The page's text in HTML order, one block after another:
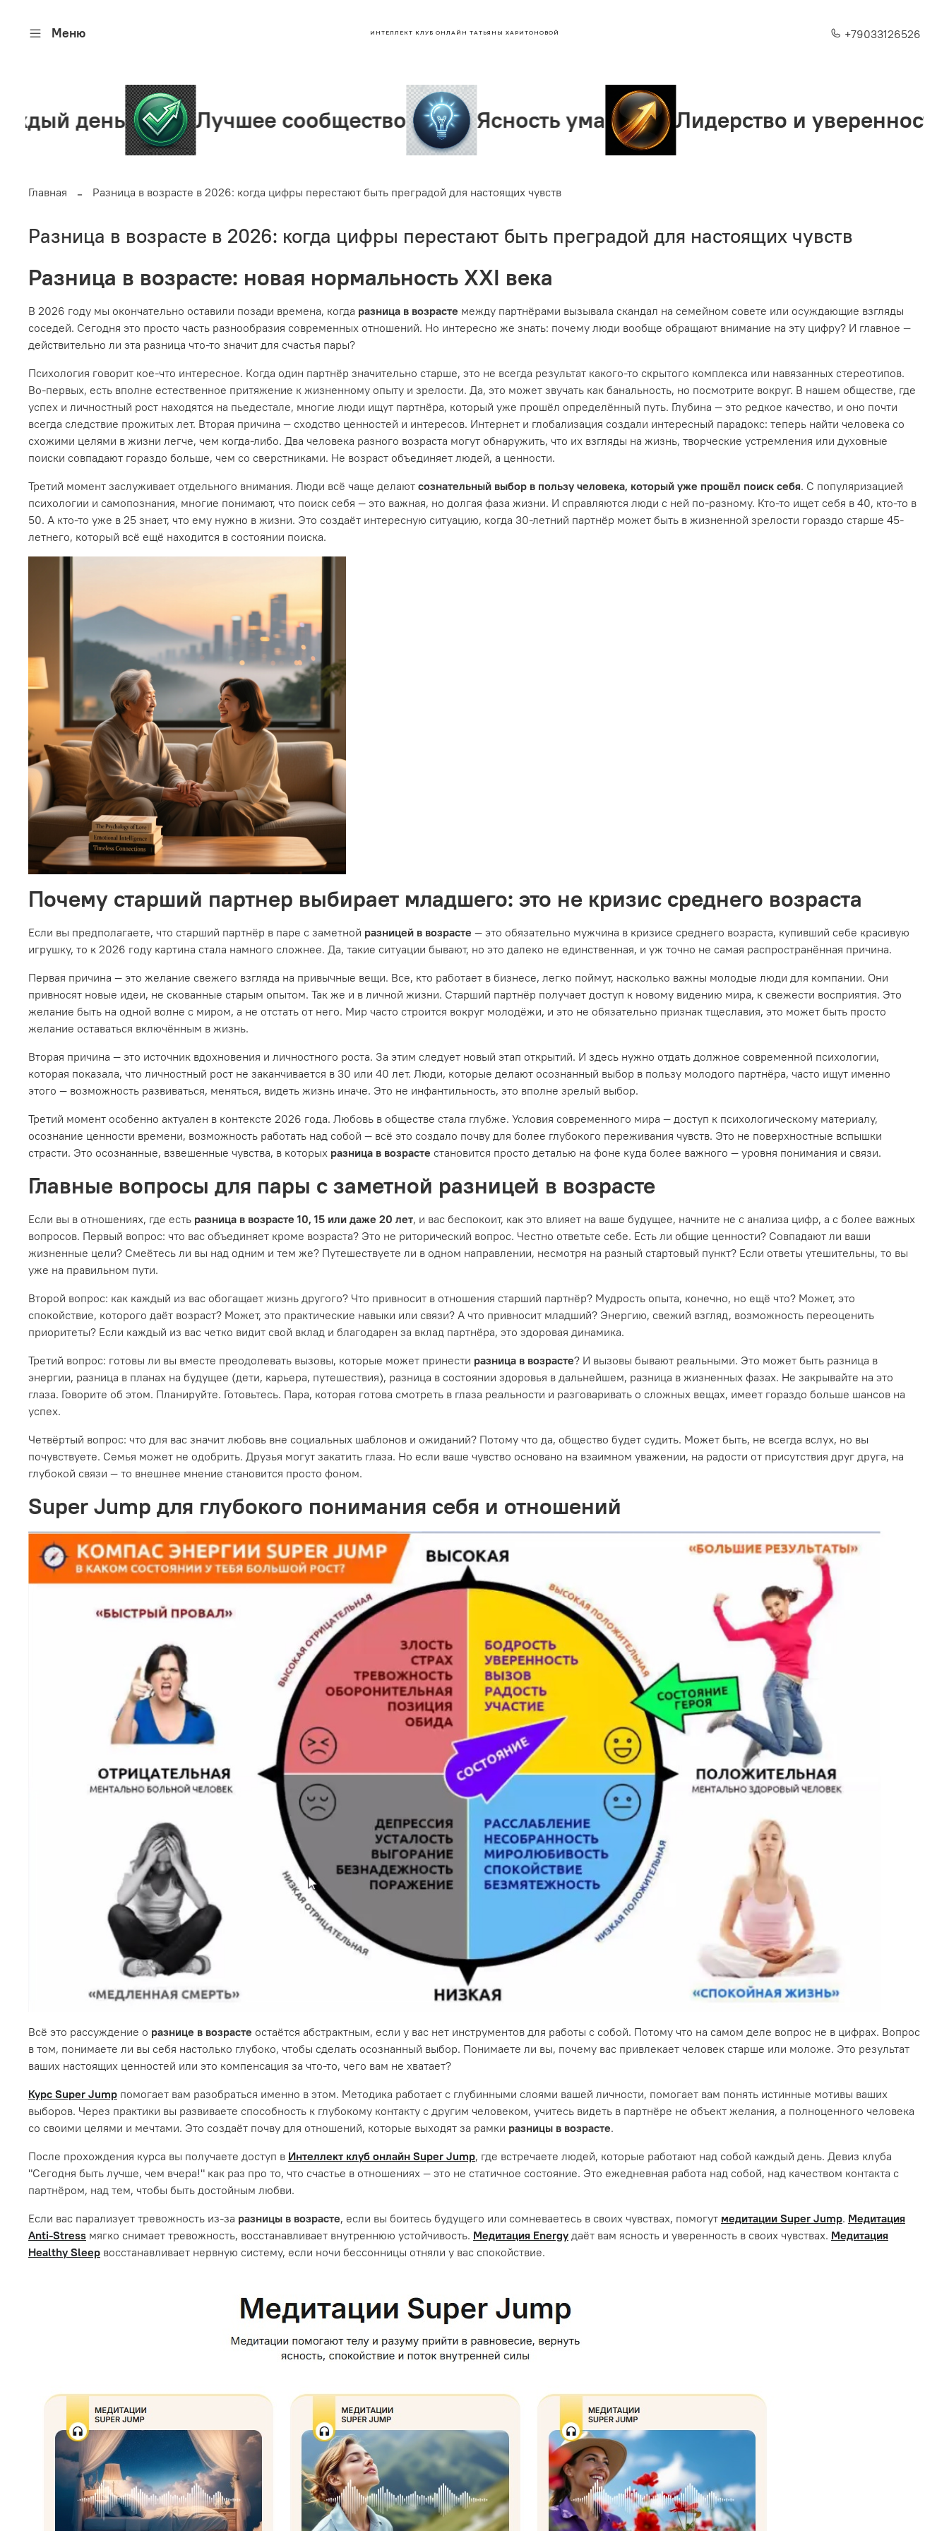
Меню ИНТЕЛЛЕКТ КЛУБ ОНЛАЙН ТАТЬЯНЫ ХАРИТОНОВОЙ +79033126526
Лучшее сообщество Ясность ума Лидерство и уверенность
Главная Разница в возрасте в 2026: когда цифры перестают быть преградой для настоящих чувств
Разница в возрасте в 2026: когда цифры перестают быть преградой для настоящих чувств
Разница в возрасте: новая нормальность XXI века
В 2026 году мы окончательно оставили позади времена, когда разница в возрасте между партнёрами вызывала скандал на семейном совете или осуждающие взгляды
соседей. Сегодня это просто часть разнообразия современных отношений. Но интересно же знать: почему люди вообще обращают внимание на эту цифру? И главное —
действительно ли эта разница что-то значит для счастья пары?
Психология говорит кое-что интересное. Когда один партнёр значительно старше, это не всегда результат какого-то скрытого комплекса или навязанных стереотипов.
Во-первых, есть вполне естественное притяжение к жизненному опыту и зрелости. Да, это может звучать как банальность, но посмотрите вокруг. В нашем обществе, где
успех и личностный рост находятся на пьедестале, многие люди ищут партнёра, который уже прошёл определённый путь. Глубина — это редкое качество, и оно почти
всегда следствие прожитых лет. Вторая причина — сходство ценностей и интересов. Интернет и глобализация создали интересный парадокс: теперь найти человека со
схожими целями в жизни легче, чем когда-либо. Два человека разного возраста могут обнаружить, что их взгляды на жизнь, творческие устремления или духовные
поиски совпадают гораздо больше, чем со сверстниками. Не возраст объединяет людей, а ценности.
Третий момент заслуживает отдельного внимания. Люди всё чаще делают сознательный выбор в пользу человека, который уже прошёл поиск себя. С популяризацией
психологии и самопознания, многие понимают, что поиск себя — это важная, но долгая фаза жизни. И справляются люди с ней по-разному. Кто-то ищет себя в 40, кто-то в
50. А кто-то уже в 25 знает, что ему нужно в жизни. Это создаёт интересную ситуацию, когда 30-летний партнёр может быть в жизненной зрелости гораздо старше 45-
летнего, который всё ещё находится в состоянии поиска.
Почему старший партнер выбирает младшего: это не кризис среднего возраста
Если вы предполагаете, что старший партнёр в паре с заметной разницей в возрасте — это обязательно мужчина в кризисе среднего возраста, купивший себе красивую
игрушку, то к 2026 году картина стала намного сложнее. Да, такие ситуации бывают, но это далеко не единственная, и уж точно не самая распространённая причина.
Первая причина — это желание свежего взгляда на привычные вещи. Все, кто работает в бизнесе, легко поймут, насколько важны молодые люди для компании. Они
привносят новые идеи, не скованные старым опытом. Так же и в личной жизни. Старший партнёр получает доступ к новому видению мира, к свежести восприятия. Это
желание быть на одной волне с миром, а не отстать от него. Мир часто строится вокруг молодёжи, и это не обязательно признак тщеславия, это может быть просто
желание оставаться включённым в жизнь.
Вторая причина — это источник вдохновения и личностного роста. За этим следует новый этап открытий. И здесь нужно отдать должное современной психологии,
которая показала, что личностный рост не заканчивается в 30 или 40 лет. Люди, которые делают осознанный выбор в пользу молодого партнёра, часто ищут именно
этого — возможность развиваться, меняться, видеть жизнь иначе. Это не инфантильность, это вполне зрелый выбор.
Третий момент особенно актуален в контексте 2026 года. Любовь в обществе стала глубже. Условия современного мира — доступ к психологическому материалу,
осознание ценности времени, возможность работать над собой — всё это создало почву для более глубокого переживания чувств. Это не поверхностные вспышки
страсти. Это осознанные, взвешенные чувства, в которых разница в возрасте становится просто деталью на фоне куда более важного — уровня понимания и связи.
Главные вопросы для пары с заметной разницей в возрасте
Если вы в отношениях, где есть разница в возрасте 10, 15 или даже 20 лет, и вас беспокоит, как это влияет на ваше будущее, начните не с анализа цифр, а с более важных
вопросов. Первый вопрос: что вас объединяет кроме возраста? Это не риторический вопрос. Честно ответьте себе. Есть ли общие ценности? Совпадают ли ваши
жизненные цели? Смеётесь ли вы над одним и тем же? Путешествуете ли в одном направлении, несмотря на разный стартовый пункт? Если ответы утешительны, то вы
уже на правильном пути.
Второй вопрос: как каждый из вас обогащает жизнь другого? Что привносит в отношения старший партнёр? Мудрость опыта, конечно, но ещё что? Может, это
спокойствие, которого даёт возраст? Может, это практические навыки или связи? А что привносит младший? Энергию, свежий взгляд, возможность переоценить
приоритеты? Если каждый из вас четко видит свой вклад и благодарен за вклад партнёра, это здоровая динамика.
Третий вопрос: готовы ли вы вместе преодолевать вызовы, которые может принести разница в возрасте? И вызовы бывают реальными. Это может быть разница в
энергии, разница в планах на будущее (дети, карьера, путешествия), разница в состоянии здоровья в дальнейшем, разница в жизненных фазах. Не закрывайте на это
глаза. Говорите об этом. Планируйте. Готовьтесь. Пара, которая готова смотреть в глаза реальности и разговаривать о сложных вещах, имеет гораздо больше шансов на
успех.
Четвёртый вопрос: что для вас значит любовь вне социальных шаблонов и ожиданий? Потому что да, общество будет судить. Может быть, не всегда вслух, но вы
почувствуете. Семья может не одобрить. Друзья могут закатить глаза. Но если ваше чувство основано на взаимном уважении, на радости от присутствия друг друга, на
глубокой связи — то внешнее мнение становится просто фоном.
Super Jump для глубокого понимания себя и отношений
Всё это рассуждение о разнице в возрасте остаётся абстрактным, если у вас нет инструментов для работы с собой. Потому что на самом деле вопрос не в цифрах. Вопрос
в том, понимаете ли вы себя настолько глубоко, чтобы сделать осознанный выбор. Понимаете ли вы, почему вас привлекает человек старше или моложе. Это результат
ваших настоящих ценностей или это компенсация за что-то, чего вам не хватает?
Курс Super Jump помогает вам разобраться именно в этом. Методика работает с глубинными слоями вашей личности, помогает вам понять истинные мотивы ваших
выборов. Через практики вы развиваете способность к глубокому контакту с другим человеком, учитесь видеть в партнёре не объект желания, а полноценного человека
со своими целями и мечтами. Это создаёт почву для отношений, которые выходят за рамки разницы в возрасте.
После прохождения курса вы получаете доступ в Интеллект клуб онлайн Super Jump, где встречаете людей, которые работают над собой каждый день. Девиз клуба
"Сегодня быть лучше, чем вчера!" как раз про то, что счастье в отношениях — это не статичное состояние. Это ежедневная работа над собой, над качеством контакта с
партнёром, над тем, чтобы быть достойным любви.
Если вас парализует тревожность из-за разницы в возрасте, если вы боитесь будущего или сомневаетесь в своих чувствах, помогут медитации Super Jump. Медитация
Anti-Stress мягко снимает тревожность, восстанавливает внутреннюю устойчивость. Медитация Energy даёт вам ясность и уверенность в своих чувствах. Медитация
Healthy Sleep восстанавливает нервную систему, если ночи бессонницы отняли у вас спокойствие.